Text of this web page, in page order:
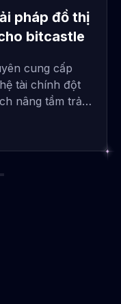
pháp đồ thị
bitcastle
cung cấp
tài chính đột
nâng tầm trải
công nghệ